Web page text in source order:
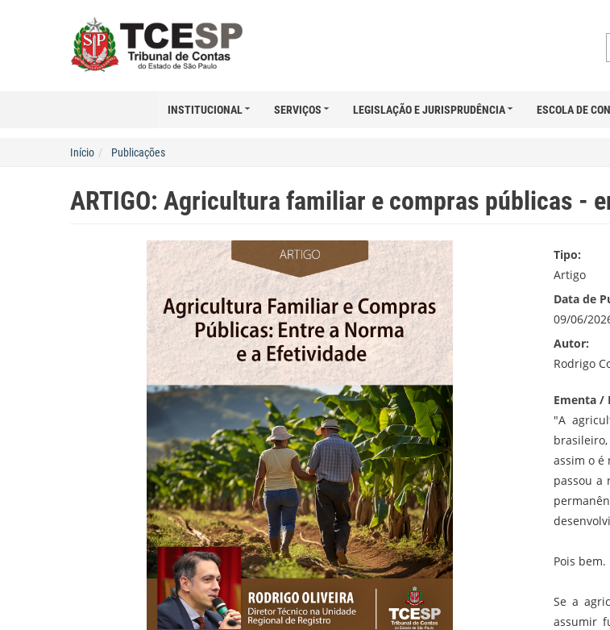
INSTITUCIONAL SERVIÇOS LEGISLAÇÃO E JURISPRUDÊNCIA ESCOLA DE
Início Publicações
ARTIGO: Agricultura familiar e compras públicas -
Tipo:
Artigo
Data de
09/06/
Autor:
Rodrigo
Ementa /
"A
assim o é
passou a
Pois bem.
Se a
assumir